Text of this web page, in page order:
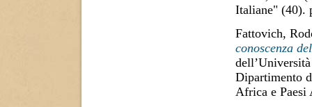
Italiane" (40).
Fattovich,
conoscenza
Dipartimento
Africa e Paesi